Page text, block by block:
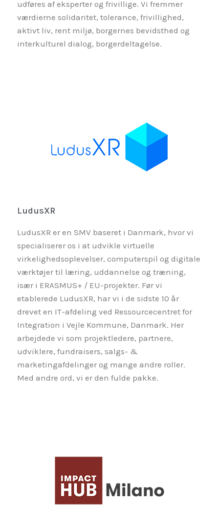
udføres af eksperter og frivillige. Vi fremmer
værdierne solidaritet, tolerance, frivillighed,
aktivt liv, rent miljø, borgernes bevidsthed og
interkulturel dialog, borgerdeltagelse.
LudusXR
LudusXR er en SMV baseret i Danmark, hvor vi
specialiserer os i at udvikle virtuelle
virkelighedsoplevelser, computerspil og digitale
værktøjer til læring, uddannelse og træning,
især i ERASMUS+ / EU-projekter. Før vi
etablerede LudusXR, har vi i de sidste 10 år
drevet en IT-afdeling ved Ressourcecentret for
Integration i Vejle Kommune, Danmark. Her
arbejdede vi som projektledere, partnere,
udviklere, fundraisers, salgs- &
marketingafdelinger og mange andre roller.
Med andre ord, vi er den fulde pakke.